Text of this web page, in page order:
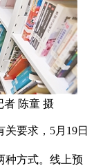
者 陈童 摄
要求，5月19日
种方式。线上预